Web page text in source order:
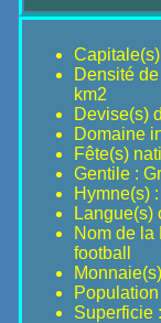
Densité
km2
Devise(s)
Domaine
Fête(s)
Gentile :
Hymne(s)
Langue(s)
Nom de la
football
Superficie